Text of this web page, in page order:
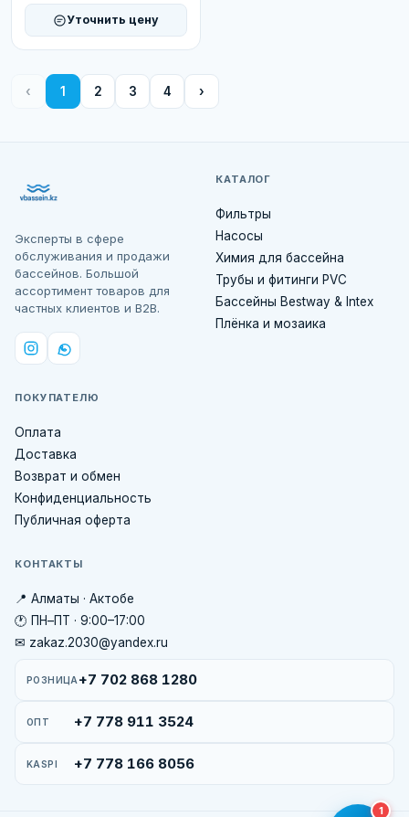
Уточнить цену
‹ 1 2 3 4 ›
Эксперты в сфере
обслуживания и продажи
бассейнов. Большой
ассортимент товаров для
частных клиентов и B2B.
КАТАЛОГ
Фильтры
Насосы
Химия для бассейна
Трубы и фитинги PVC
Бассейны Bestway & Intex
Плёнка и мозаика
ПОКУПАТЕЛЮ
Оплата
Доставка
Возврат и обмен
Конфиденциальность
Публичная оферта
КОНТАКТЫ
📍 Алматы · Актобе
🕐 ПН–ПТ · 9:00–17:00
✉ zakaz.2030@yandex.ru
РОЗНИЦА +7 702 868 1280
ОПТ +7 778 911 3524
KASPI +7 778 166 8056
1